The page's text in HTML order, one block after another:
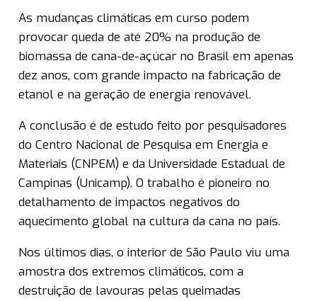
As mudanças climáticas em curso podem
provocar queda de até 20% na produção de
biomassa de cana-de-açúcar no Brasil em apenas
dez anos, com grande impacto na fabricação de
etanol e na geração de energia renovável.
A conclusão é de estudo feito por pesquisadores
do Centro Nacional de Pesquisa em Energia e
Materiais (CNPEM) e da Universidade Estadual de
Campinas (Unicamp). O trabalho é pioneiro no
detalhamento de impactos negativos do
aquecimento global na cultura da cana no país.
Nos últimos dias, o interior de São Paulo viu uma
amostra dos extremos climáticos, com a
destruição de lavouras pelas queimadas